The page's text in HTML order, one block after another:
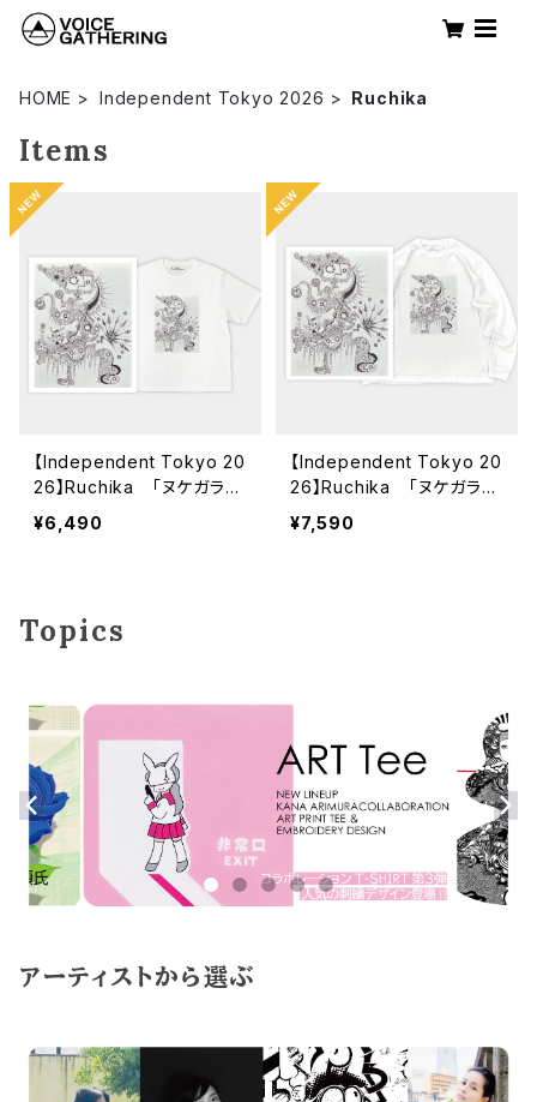
HOME Independent Tokyo 2026 Ruchika
Items
【Independent Tokyo 20
26】Ruchika 「ヌケガラ」
ショートスリーブTシャツ
¥6,490
【Independent Tokyo 20
26】Ruchika 「ヌケガラ」
ロングスリーブTシャツ
¥7,590
Topics
アーティストから選ぶ